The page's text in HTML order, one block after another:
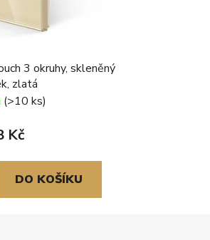
3 okruhy, skleněný
zlatá
(>10 ks)
Kč
DO KOŠÍKU